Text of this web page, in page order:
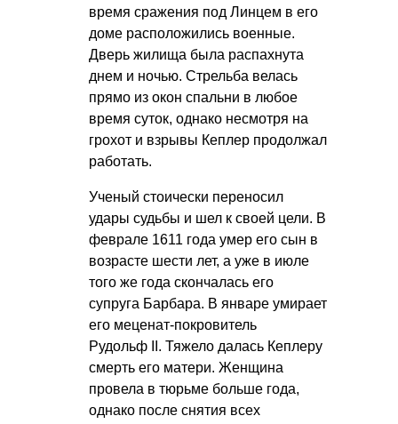
время сражения под Линцем в его
доме расположились военные.
Дверь жилища была распахнута
днем и ночью. Стрельба велась
прямо из окон спальни в любое
время суток, однако несмотря на
грохот и взрывы Кеплер продолжал
работать.
Ученый стоически переносил
удары судьбы и шел к своей цели. В
феврале 1611 года умер его сын в
возрасте шести лет, а уже в июле
того же года скончалась его
супруга Барбара. В январе умирает
его меценат-покровитель
Рудольф II. Тяжело далась Кеплеру
смерть его матери. Женщина
провела в тюрьме больше года,
однако после снятия всех